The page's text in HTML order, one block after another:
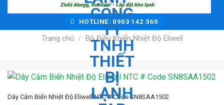
HOTLINE: 0903 142 360
Trang chủ / Bộ Điều Khiển Nhiệt Độ Eliwell
Dây Cảm Biến Nhiệt Độ Eliwell NTC # Code SN8SAA1502